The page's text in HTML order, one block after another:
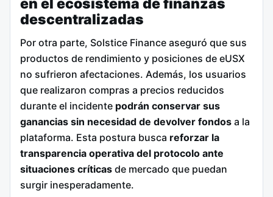
en el ecosistema de finanzas
descentralizadas
Por otra parte, Solstice Finance aseguró que sus
productos de rendimiento y posiciones de eUSX
no sufrieron afectaciones. Además, los usuarios
que realizaron compras a precios reducidos
durante el incidente podrán conservar sus
ganancias sin necesidad de devolver fondos a la
plataforma. Esta postura busca reforzar la
transparencia operativa del protocolo ante
situaciones críticas de mercado que puedan
surgir inesperadamente.